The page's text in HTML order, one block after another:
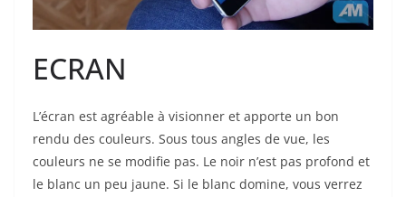
ECRAN
L’écran est agréable à visionner et apporte un bon
rendu des couleurs. Sous tous angles de vue, les
couleurs ne se modifie pas. Le noir n’est pas profond et
le blanc un peu jaune. Si le blanc domine, vous verrez